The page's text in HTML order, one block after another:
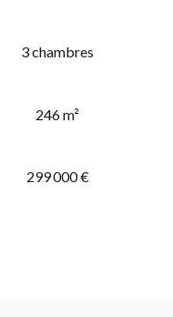
3 chambres
246 m²
299 000 €